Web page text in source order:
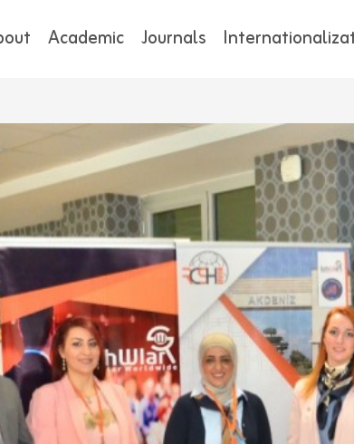
Academic Journals